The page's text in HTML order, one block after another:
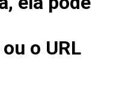
o URL